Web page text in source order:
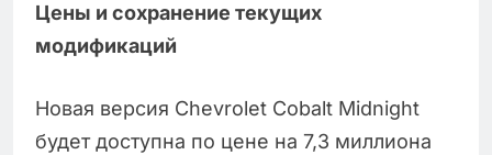
Цены и сохранение текущих
модификаций
Новая версия Chevrolet Cobalt Midnight
будет доступна по цене на 7,3 миллиона